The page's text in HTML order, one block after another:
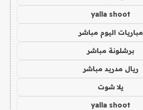
yalla shoot
مباريات اليوم مباشر
برشلونة مباشر
ريال مدريد مباشر
يلا شوت
yalla shoot